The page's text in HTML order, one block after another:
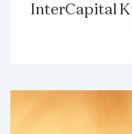
InterCapital